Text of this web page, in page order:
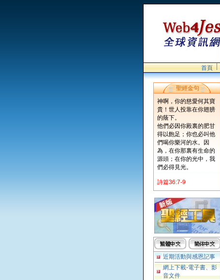
首頁
聖經金句
神啊，你的慈愛何其寶
貴！世人投靠在你翅膀
的蔭下。
他們必因你殿裏的肥甘
得以飽足；你也必叫他
們喝你樂河的水。因
為，在你那裏有生命的
源頭；在你的光中，我
們必得見光。
詩篇36:7-9
近期活動與感恩記事
網上下載-電子書、影
音文件